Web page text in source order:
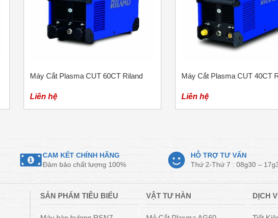
Máy Cắt Plasma CUT 60CT Riland
Liên hệ
Máy Cắt Plasma CUT 40CT
Liên hệ
CAM KẾT CHÍNH HÃNG
Đảm bảo chất lượng 100%
HỖ TRỢ TƯ VẤN
Thứ 2-Thứ 7 : 08g30 –
SẢN PHẨM TIÊU BIỂU VẬT TƯ HÀN DỊCH